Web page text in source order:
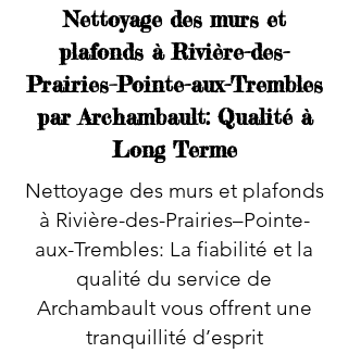
Nettoyage des murs et
plafonds à Rivière-des-
Prairies–Pointe-aux-Trembles
par Archambault: Qualité à
Long Terme
Nettoyage des murs et plafonds
à Rivière-des-Prairies–Pointe-
aux-Trembles: La fiabilité et la
qualité du service de
Archambault vous offrent une
tranquillité d’esprit